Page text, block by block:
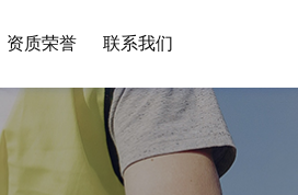
资质荣誉 联系我们